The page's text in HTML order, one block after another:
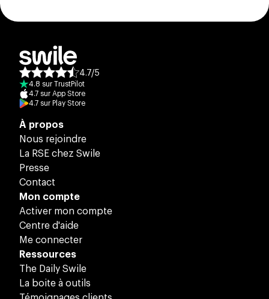
Note moyenne des avis :
4.7/5
4.8 sur TrustPilot
4.7 sur App Store
4.7 sur Play Store
À propos
Nous rejoindre
La RSE chez Swile
Presse
Contact
Mon compte
Activer mon compte
Centre d'aide
Me connecter
Ressources
The Daily Swile
La boite à outils